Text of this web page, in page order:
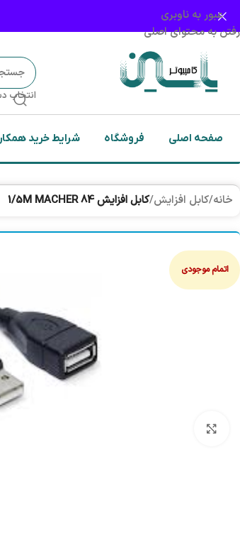
عبور به ناوبری
رفتن به محتوای اصلی
انتخاب
صفحه اصلی فروشگاه شرایط خرید همکار
خانه/کابل افزایش/کابل افزایش 1/5M MACHER 84
اتمام موجودی